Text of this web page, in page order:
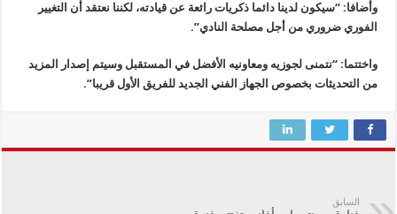
وأضافا: “سيكون لدينا دائما ذكريات رائعة عن قيادته، لكننا نعتقد أن التغيير
الفوري ضروري من أجل مصلحة النادي”.
واختتما: “نتمنى لجوزيه ومعاونيه الأفضل في المستقبل وسيتم إصدار المزيد
من التحديثات بخصوص الجهاز الفني الجديد للفريق الأول قريبا”.
السابق